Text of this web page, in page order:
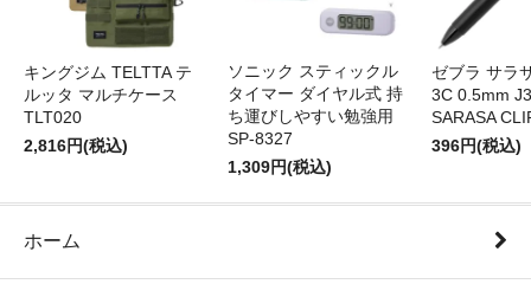
キングジム TELTTA テ
ルッタ マルチケース
TLT020
2,816円(税込)
ソニック スティックル
タイマー ダイヤル式 持
ち運びしやすい勉強用
SP-8327
1,309円(税込)
ゼブラ サラ
3C 0.5mm
SARASA
396円(税込)
ホーム